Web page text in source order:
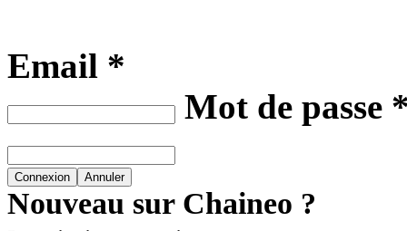
Email *
Mot de passe
Nouveau sur Chaineo ?